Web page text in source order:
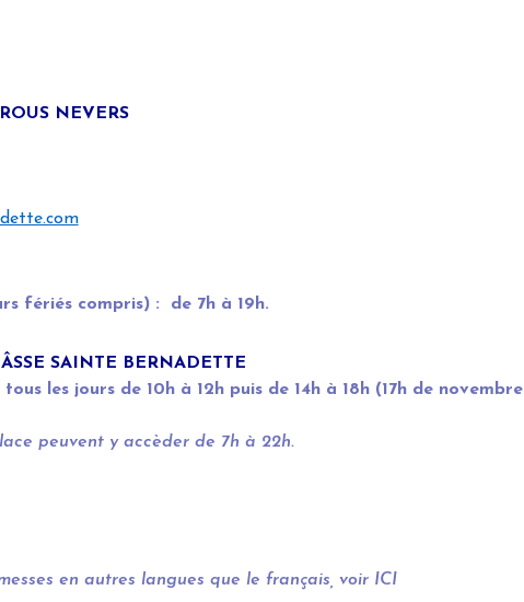
NEVERS
fériés compris) : de 7h à 19h.
SAINTE BERNADETTE
les jours de 10h à 12h puis de 14h à 18h (17h de novembre
peuvent y accèder de 7h à 22h.
en autres langues que le français, voir ICI